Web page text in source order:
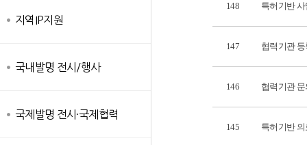
지역IP지원
국내발명 전시/행사
국제발명 전시·국제협력
148 특허기반
147 협력기관
146 협력기관 문
145 특허기반